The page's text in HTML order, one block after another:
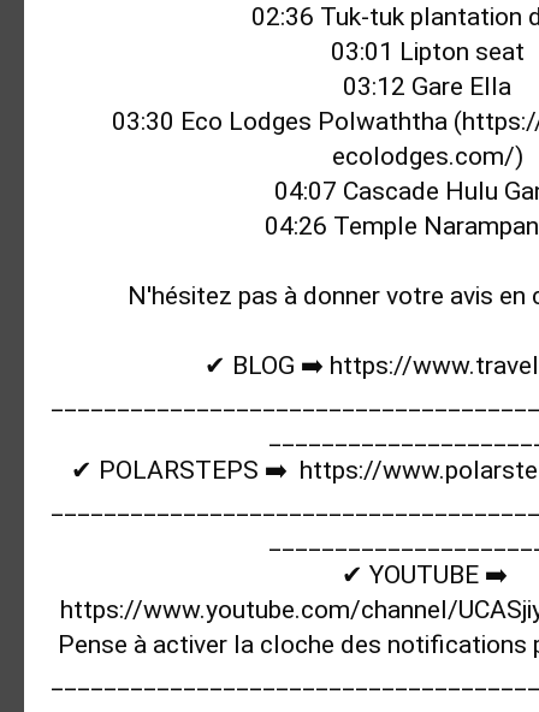
02:36
03:01
03:12
03:30 Eco Lodges Polwaththa (
ecolodges.com/
04:07
04:26 Temple
N'hésitez pas à donner votre avis
✔ BLOG ➡️ https://
✔ POLARSTEPS ➡️ https://
https://www.youtube.com/channel/
Pense à activer la cloche des